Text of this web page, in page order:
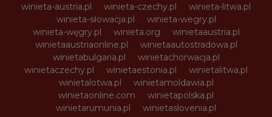
winieta-austria.pl
winieta-czechy.pl
winieta-litwa.pl
winieta-słowacja.pl
winieta-wegry.pl
winieta-węgry.pl
winieta.org
winietaaustria.pl
winietaaustriaonline.pl
winietaautostradowa.pl
winietabulgaria.pl
winietachorwacja.pl
winietaczechy.pl
winietaestonia.pl
winietalitwa.pl
winietalotwa.pl
winietamoldawia.pl
winietaonline.com
winietapolska.pl
winietarumunia.pl
winietaslovenia.pl